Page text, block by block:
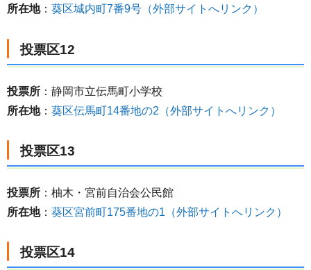
所在地： 葵区城内町7番9号（外部サイトへリンク）
投票区12
投票所 ：静岡市立伝馬町小学校
所在地： 葵区伝馬町14番地の2（外部サイトへリンク）
投票区13
投票所 ：柚木・宮前自治会公民館
所在地： 葵区宮前町175番地の1（外部サイトへリンク）
投票区14